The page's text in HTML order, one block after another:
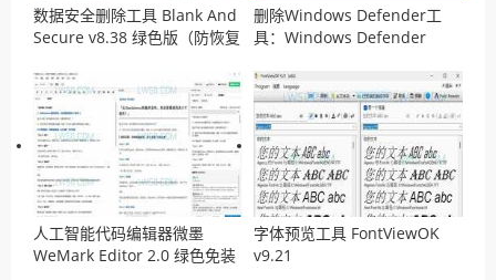
数据安全删除工具 Blank And
Secure v8.38 绿色版（防恢复
删除Windows Defender工
具：Windows Defender
人工智能代码编辑器微墨
WeMark Editor 2.0 绿色免装
字体预览工具 FontViewOK
v9.21